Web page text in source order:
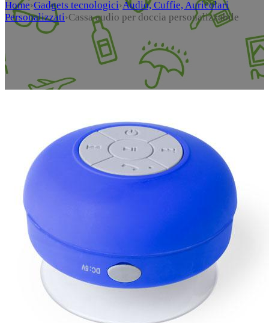
Home›Gadgets tecnologici›Audio, Cuffie, Auricolari
Personalizzati›Cassa audio per doccia personalizzabile